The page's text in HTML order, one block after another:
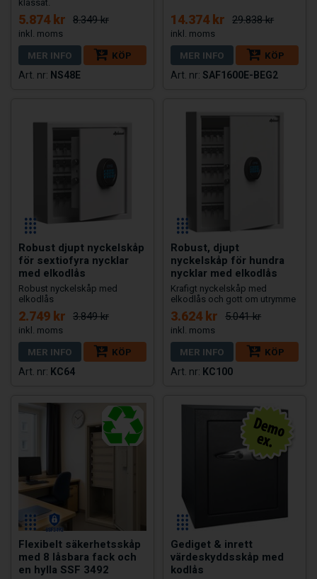
klassat.
5.874 kr 8.349 kr
MER INFO
KÖP
NS48E
14.374 kr 29.838 kr
MER INFO
KÖP
SAF1600E-BEG2
Robust djupt nyckelskåp
för sextiofyra nycklar
med elkodlås
Robust nyckelskåp med
elkodlås
2.749 kr 3.849 kr
MER INFO
KÖP
KC64
Robust, djupt
nyckelskåp för hundra
nycklar med elkodlås
Krafigt nyckelskåp med
elkodlås och gott om utrymme
3.624 kr 5.041 kr
MER INFO
KÖP
KC100
Flexibelt säkerhetsskåp
med 8 låsbara fack och
en hylla SSF 3492
Gediget & inrett
värdeskyddsskåp med
kodlås